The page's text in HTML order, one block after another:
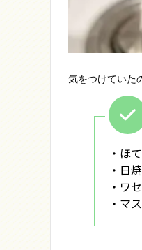
気をつけていた
・ほ
・日
・ワ
・マ